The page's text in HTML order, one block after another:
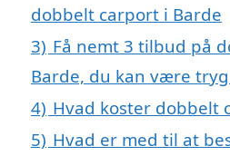
dobbelt carport i Barde
3) Få nemt 3 tilbud på
Barde, du kan være
4) Hvad koster dobbelt
5) Hvad er med til at